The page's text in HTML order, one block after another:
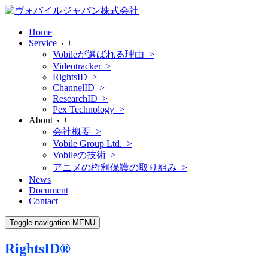
Home
Service
▼
+
Vobileが選ばれる理由 >
Videotracker >
RightsID >
ChannelID >
ResearchID >
Pex Technology >
About
▼
+
会社概要 >
Vobile Group Ltd. >
Vobileの技術 >
アニメの権利保護の取り組み >
News
Document
Contact
Toggle navigation MENU
RightsID®